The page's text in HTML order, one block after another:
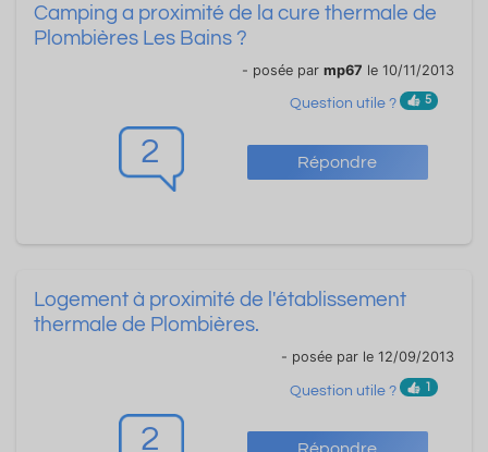
2 Répondre
Camping a proximité de la cure thermale de
Plombières Les Bains ?
- posée par mp67 le 10/11/2013
Question utile ? 5
2
Logement à proximité de l'établissement
thermale de Plombières.
- posée par le 12/09/2013
Question utile ? 1